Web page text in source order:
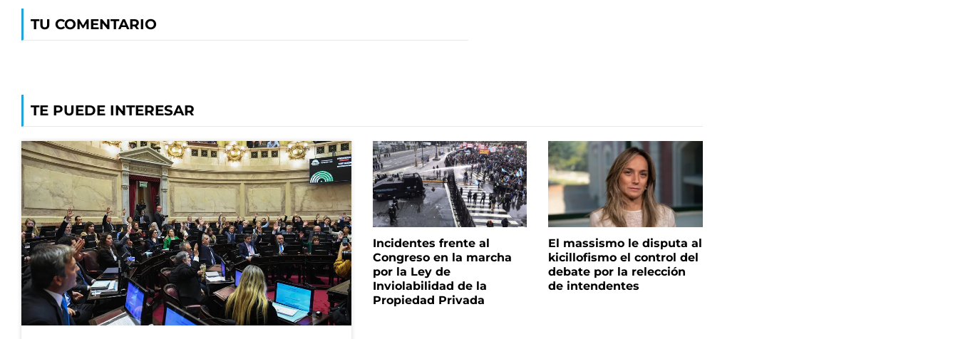
TU COMENTARIO
TE PUEDE INTERESAR
Incidentes frente al
Congreso en la marcha
por la Ley de
Inviolabilidad de la
Propiedad Privada
El massismo le disputa al
kicillofismo el control del
debate por la relección
de intendentes